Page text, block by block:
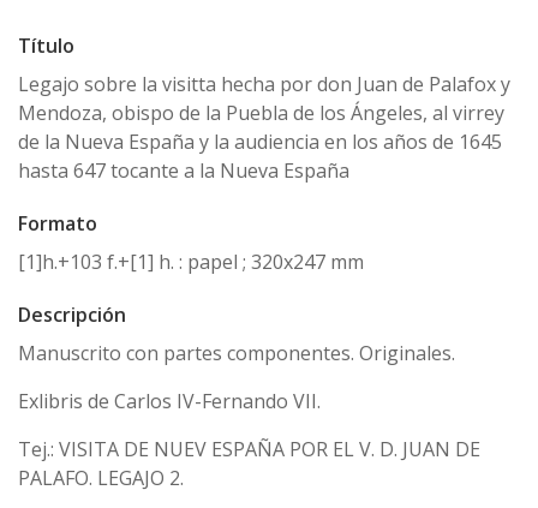
Título
Legajo sobre la visitta hecha por don Juan de Palafox y
Mendoza, obispo de la Puebla de los Ángeles, al virrey
de la Nueva España y la audiencia en los años de 1645
hasta 647 tocante a la Nueva España
Formato
[1]h.+103 f.+[1] h. : papel ; 320x247 mm
Descripción
Manuscrito con partes componentes. Originales.
Exlibris de Carlos IV-Fernando VII.
Tej.: VISITA DE NUEV ESPAÑA POR EL V. D. JUAN DE
PALAFO. LEGAJO 2.